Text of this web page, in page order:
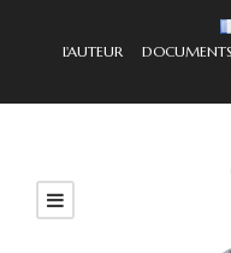
L'AUTEUR DOCUMENTS